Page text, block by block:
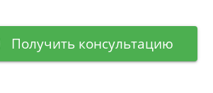
Получить консультацию